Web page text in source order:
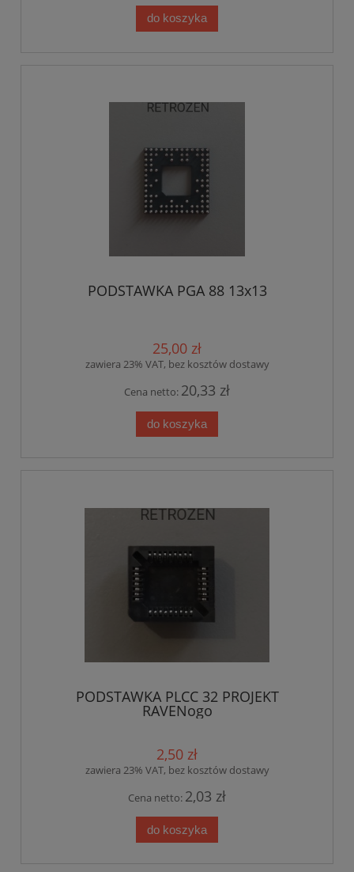
do koszyka
PODSTAWKA PGA 88 13x13
25,00 zł
zawiera 23% VAT, bez kosztów dostawy
Cena netto: 20,33 zł
do koszyka
PODSTAWKA PLCC 32 PROJEKT
RAVENogo
2,50 zł
zawiera 23% VAT, bez kosztów dostawy
Cena netto: 2,03 zł
do koszyka